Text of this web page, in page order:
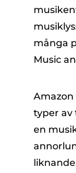
många
Music
typer av
en